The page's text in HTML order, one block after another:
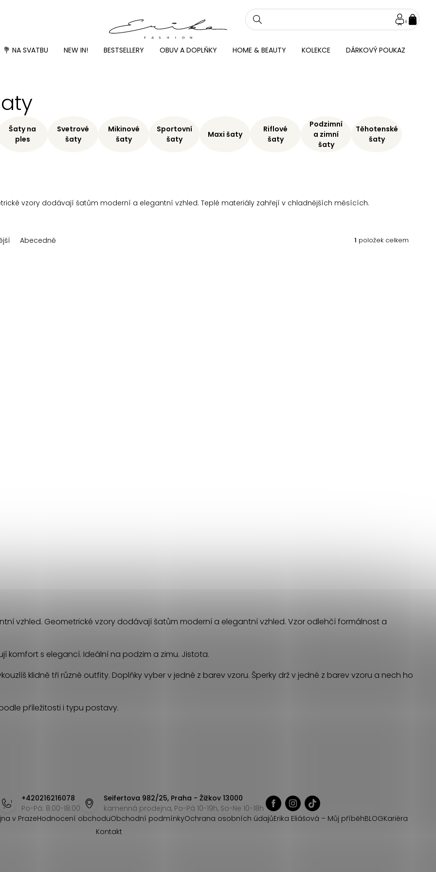
💐 NA SVATBU NEW IN! BESTSELLERY OBUV A DOPLŇKY HOME & BEAUTY KOLEKCE DÁRKOVÝ POUKAZ
vzory dodávají šatům moderní a elegantní vzhled. Teplé materiály zahřejí v chladnějších měsících.
Šaty na
ples
Svetrové
šaty
Mikinové
šaty
Sportovní
šaty
Maxi šaty
Riflové
šaty
Podzimní
a zimní
šaty
Těhotenské
šaty
Abecedně 1 položek celkem
vzhled. Geometrické vzory dodávají šatům moderní a elegantní vzhled. Vzor odlehčí formálnost a
komfort s elegancí. Ideální na podzim a zimu. Jistota.
klidně tři různé outfity. Doplňky vyber v jedné z barev vzoru. Šperky drž v jedné z barev vzoru a nech ho
příležitosti i typu postavy.
+420216216078
Po-Pá: 8:00-18:00
Seifertova 982/25, Praha - Žižkov 13000
kamenná prodejna, Po-Pá 10-19h, So-Ne 10-18h
v PrazeHodnocení obchoduObchodní podmínkyOchrana osobních údajůErika Eliášová – Můj příběhBLOGKariéra
Kontakt